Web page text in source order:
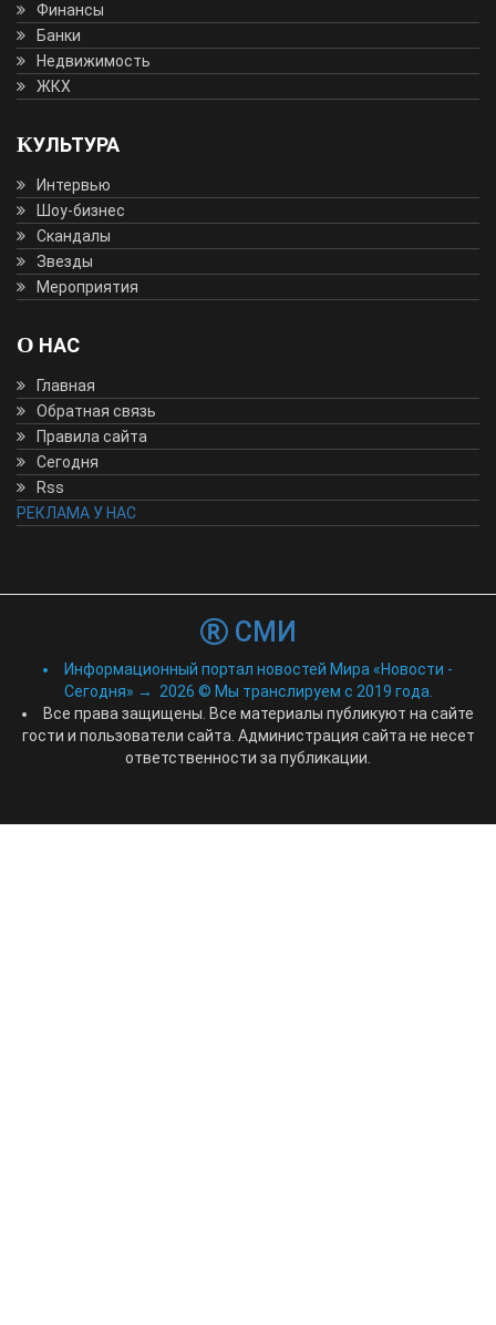
Финансы
Банки
Недвижимость
ЖКХ
КУЛЬТУРА
Интервью
Шоу-бизнес
Скандалы
Звезды
Мероприятия
О НАС
Главная
Обратная связь
Правила сайта
Сегодня
Rss
РЕКЛАМА У НАС
СМИ
Информационный портал новостей Мира «Новости -
Сегодня» → 2026 © Мы транслируем с 2019 года.
Все права защищены. Все материалы публикуют на сайте
гости и пользователи сайта. Администрация сайта не несет
ответственности за публикации.